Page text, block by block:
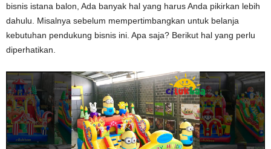
bisnis istana balon, Ada banyak hal yang harus Anda pikirkan lebih
dahulu. Misalnya sebelum mempertimbangkan untuk belanja
kebutuhan pendukung bisnis ini. Apa saja? Berikut hal yang perlu
diperhatikan.